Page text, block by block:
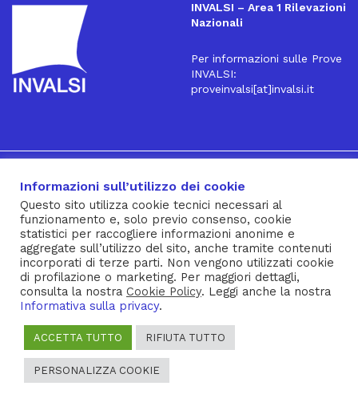
INVALSI – Area 1 Rilevazioni
Nazionali
Per informazioni sulle Prove
INVALSI:
proveinvalsi[at]invalsi.it
Iscriviti alla Newsletter
® INVALSI – Via Ippolito Nievo, 35 – 00153 ROMA – tel. 06
941851 – fax 06 94185215 – c.f. 92000450582
Privacy Policy– Cookie Policy –Note Legali–Social Media
Policy
Informazioni sull’utilizzo dei cookie
Questo sito utilizza cookie tecnici necessari al
funzionamento e, solo previo consenso, cookie
statistici per raccogliere informazioni anonime e
aggregate sull’utilizzo del sito, anche tramite contenuti
incorporati di terze parti. Non vengono utilizzati cookie
di profilazione o marketing. Per maggiori dettagli,
consulta la nostra Cookie Policy. Leggi anche la nostra
Informativa sulla privacy.
ACCETTA TUTTO RIFIUTA TUTTO
PERSONALIZZA COOKIE